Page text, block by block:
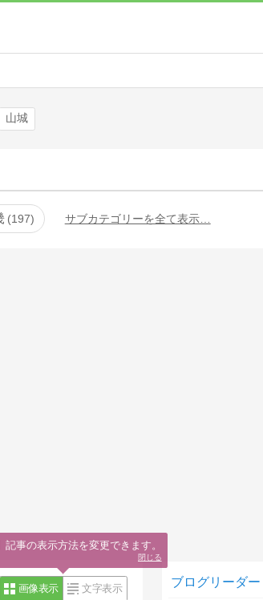
山城
197 サブカテゴリーを全て表示…
画像表示 文字表示 ブログリーダー